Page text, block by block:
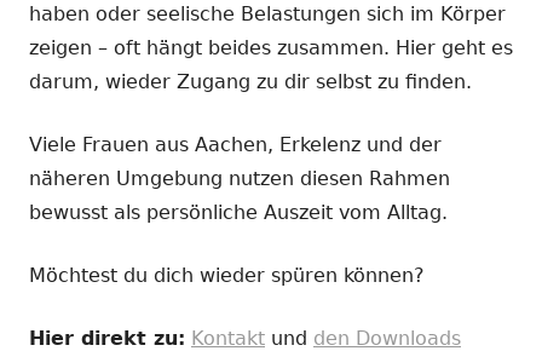
haben oder seelische Belastungen sich im Körper
zeigen – oft hängt beides zusammen. Hier geht es
darum, wieder Zugang zu dir selbst zu finden.
Viele Frauen aus Aachen, Erkelenz und der
näheren Umgebung nutzen diesen Rahmen
bewusst als persönliche Auszeit vom Alltag.
Möchtest du dich wieder spüren können?
Hier direkt zu: Kontakt und den Downloads